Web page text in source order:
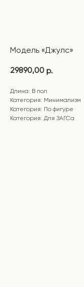
Модель «Джулс»
29890,00 р.
Длина: В пол
Категория: Минимализм
Категория: По фигуре
Категория: Для ЗАГСа